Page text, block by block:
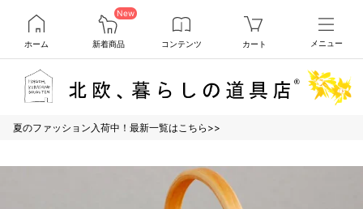
ホーム
New
新着商品 コンテンツ カート メニュー
夏のファッション入荷中！最新一覧はこちら>>